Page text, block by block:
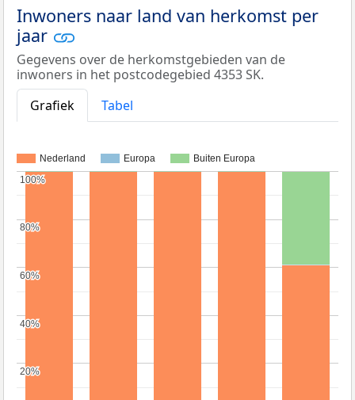
Inwoners naar land van herkomst per
jaar
Gegevens over de herkomstgebieden van de
inwoners in het postcodegebied 4353 SK.
Grafiek
Tabel
Nederland Europa Buiten Europa
20%
20%
40%
40%
60%
60%
80%
80%
100%
100%